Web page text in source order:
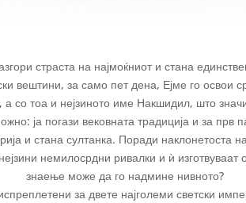
страста на најмоќниот и стана
вештини, за само пет дена, Ејме го освои
со тоа и нејзиното име Накшидил, што
ја погази вековната традиција и за прв
и стана султанка. Поради наклонетоста
немилосрдни ривалки и ѝ изготвуваат
знаење може да го надмине нивното?
за двете најголеми светски